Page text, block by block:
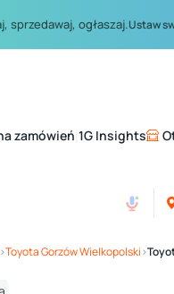
sprzedawaj, ogłaszaj.Ustaw
zamówień 1G Insights
›Toyota Gorzów Wielkopolski›
1/ 4